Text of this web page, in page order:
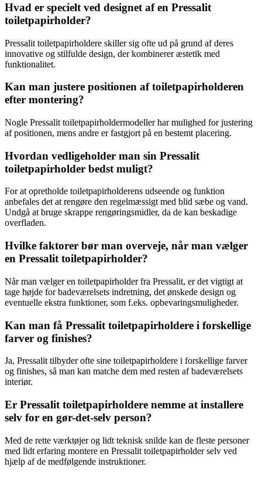
Hvad er specielt ved designet af en Pressalit
toiletpapirholder?
Pressalit toiletpapirholdere skiller sig ofte ud på grund af deres
innovative og stilfulde design, der kombinerer æstetik med
funktionalitet.
Kan man justere positionen af toiletpapirholderen
efter montering?
Nogle Pressalit toiletpapirholdermodeller har mulighed for justering
af positionen, mens andre er fastgjort på en bestemt placering.
Hvordan vedligeholder man sin Pressalit
toiletpapirholder bedst muligt?
For at opretholde toiletpapirholderens udseende og funktion
anbefales det at rengøre den regelmæssigt med blid sæbe og vand.
Undgå at bruge skrappe rengøringsmidler, da de kan beskadige
overfladen.
Hvilke faktorer bør man overveje, når man vælger
en Pressalit toiletpapirholder?
Når man vælger en toiletpapirholder fra Pressalit, er det vigtigt at
tage højde for badeværelsets indretning, det ønskede design og
eventuelle ekstra funktioner, som f.eks. opbevaringsmuligheder.
Kan man få Pressalit toiletpapirholdere i forskellige
farver og finishes?
Ja, Pressalit tilbyder ofte sine toiletpapirholdere i forskellige farver
og finishes, så man kan matche dem med resten af badeværelsets
interiør.
Er Pressalit toiletpapirholdere nemme at installere
selv for en gør-det-selv person?
Med de rette værktøjer og lidt teknisk snilde kan de fleste personer
med lidt erfaring montere en Pressalit toiletpapirholder selv ved
hjælp af de medfølgende instruktioner.